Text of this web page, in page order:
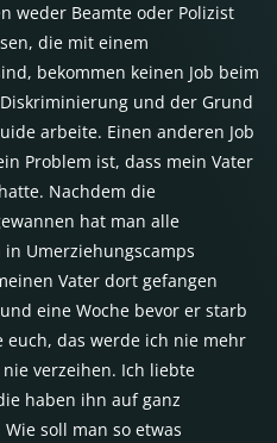
weder Beamte oder Polizist
die mit einem
bekommen keinen Job beim
und der Grund
arbeite. Einen anderen Job
Problem ist, dass mein Vater
Nachdem die
hat man alle
Umerziehungscamps
Vater dort gefangen
eine Woche bevor er starb
euch, das werde ich nie mehr
verzeihen. Ich liebte
haben ihn auf ganz
soll man so etwas